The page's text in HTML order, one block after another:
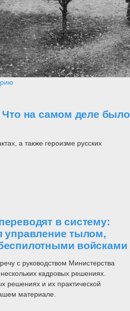
Что на самом деле было
а также героизме русских
в систему:
управление тылом,
войсками
с руководством Министерства
кадровых решениях.
решениях и их практической
материале.